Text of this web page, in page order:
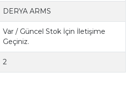
DERYA ARMS
Var / Güncel Stok İçin İletişime
Geçiniz.
2